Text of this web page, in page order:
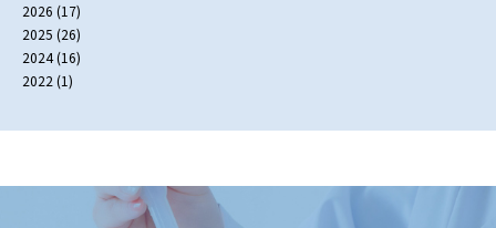
2026 (17)
2025 (26)
2024(16)
2022(1)